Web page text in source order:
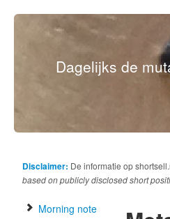
Dagelijks de
Disclaimer: De informatie op
based on publicly disclosed short
Morning note